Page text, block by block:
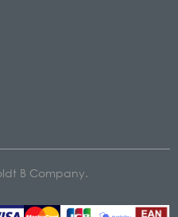
B Company.